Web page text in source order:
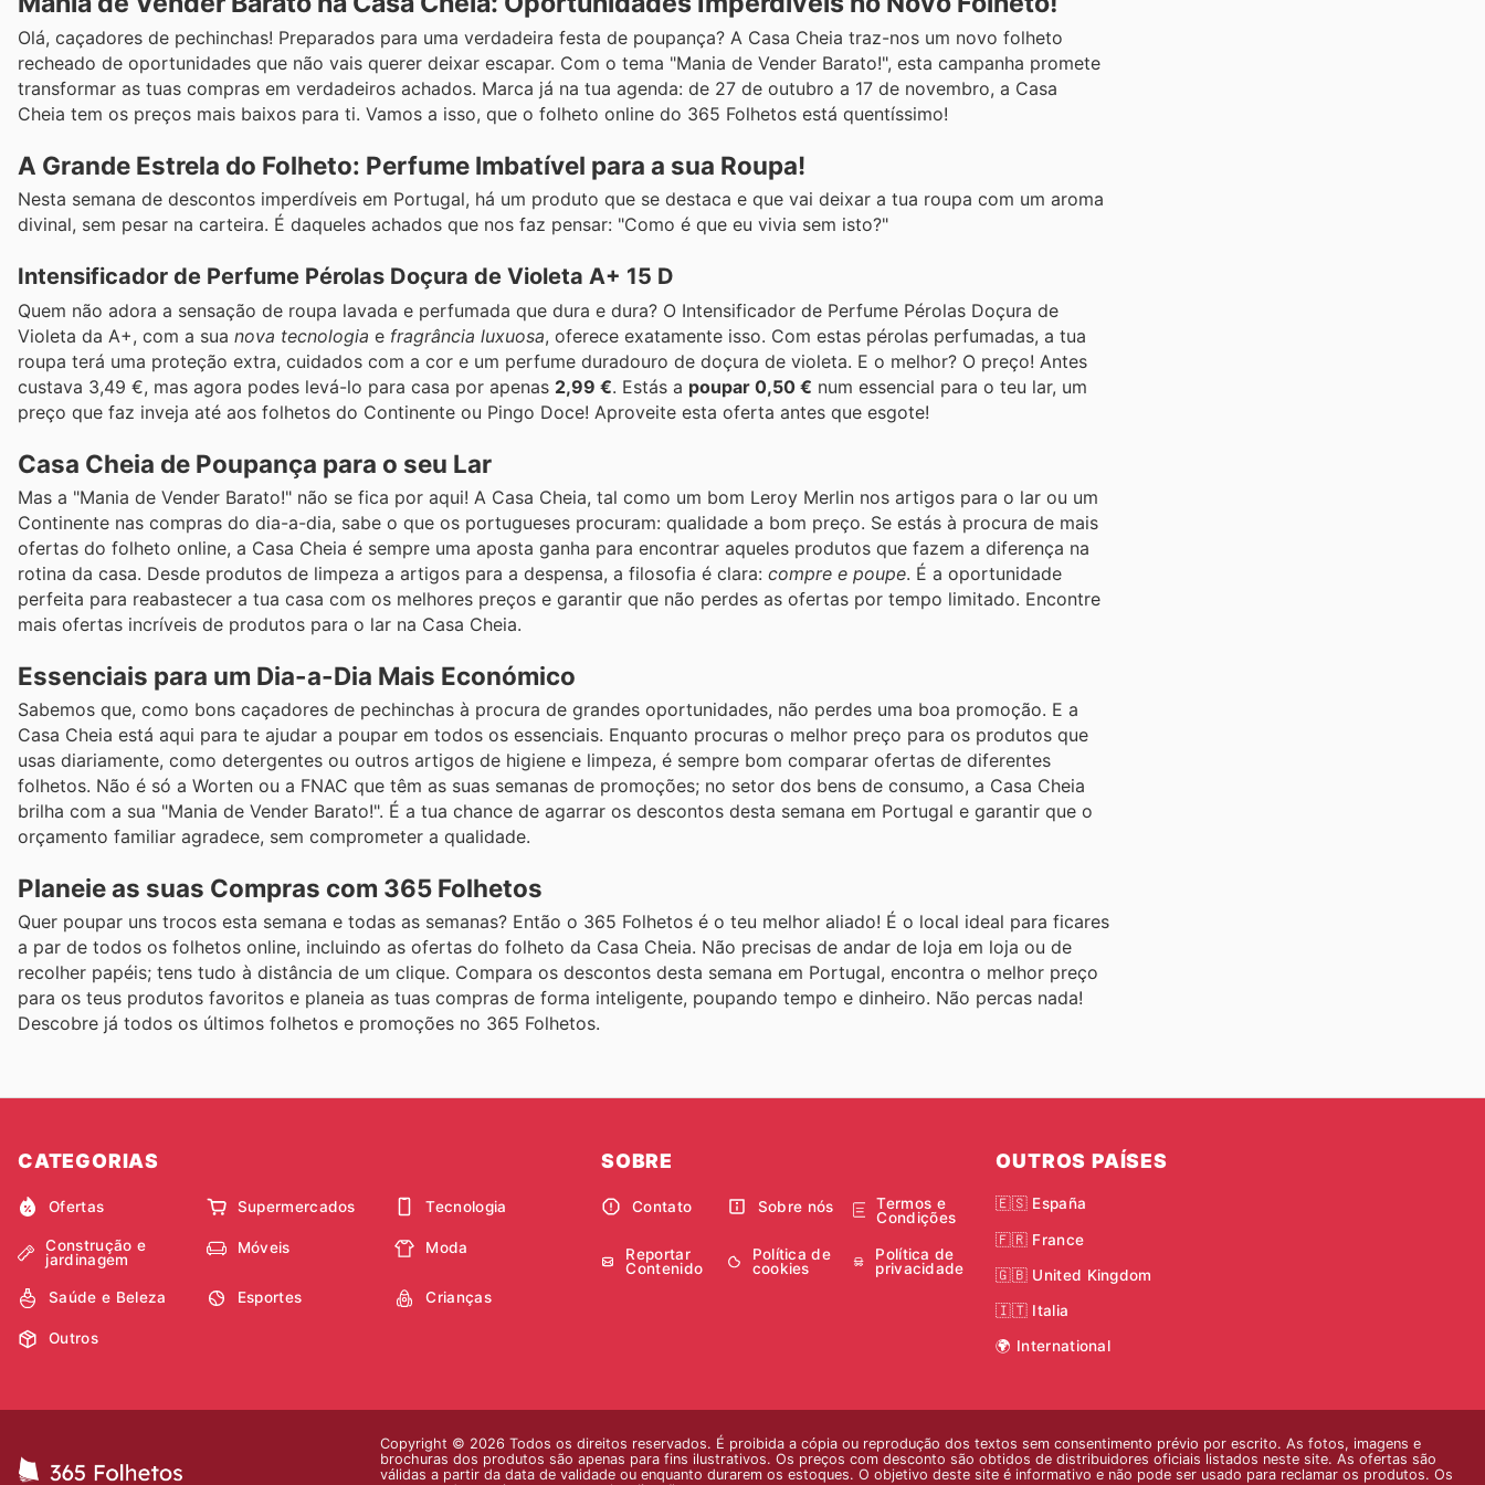
Olá, caçadores de pechinchas! Preparados para uma verdadeira festa de poupança? A Casa Cheia traz-nos um novo folheto
recheado de oportunidades que não vais querer deixar escapar. Com o tema "Mania de Vender Barato!", esta campanha promete
transformar as tuas compras em verdadeiros achados. Marca já na tua agenda: de 27 de outubro a 17 de novembro, a Casa
Cheia tem os preços mais baixos para ti. Vamos a isso, que o folheto online do 365 Folhetos está quentíssimo!
A Grande Estrela do Folheto: Perfume Imbatível para a sua Roupa!
Nesta semana de descontos imperdíveis em Portugal, há um produto que se destaca e que vai deixar a tua roupa com um aroma
divinal, sem pesar na carteira. É daqueles achados que nos faz pensar: "Como é que eu vivia sem isto?"
Intensificador de Perfume Pérolas Doçura de Violeta A+ 15 D
Quem não adora a sensação de roupa lavada e perfumada que dura e dura? O Intensificador de Perfume Pérolas Doçura de
Violeta da A+, com a sua nova tecnologia e fragrância luxuosa, oferece exatamente isso. Com estas pérolas perfumadas, a tua
roupa terá uma proteção extra, cuidados com a cor e um perfume duradouro de doçura de violeta. E o melhor? O preço! Antes
custava 3,49 €, mas agora podes levá-lo para casa por apenas 2,99 €. Estás a poupar 0,50 € num essencial para o teu lar, um
preço que faz inveja até aos folhetos do Continente ou Pingo Doce! Aproveite esta oferta antes que esgote!
Casa Cheia de Poupança para o seu Lar
Mas a "Mania de Vender Barato!" não se fica por aqui! A Casa Cheia, tal como um bom Leroy Merlin nos artigos para o lar ou um
Continente nas compras do dia-a-dia, sabe o que os portugueses procuram: qualidade a bom preço. Se estás à procura de mais
ofertas do folheto online, a Casa Cheia é sempre uma aposta ganha para encontrar aqueles produtos que fazem a diferença na
rotina da casa. Desde produtos de limpeza a artigos para a despensa, a filosofia é clara: compre e poupe. É a oportunidade
perfeita para reabastecer a tua casa com os melhores preços e garantir que não perdes as ofertas por tempo limitado. Encontre
mais ofertas incríveis de produtos para o lar na Casa Cheia.
Essenciais para um Dia-a-Dia Mais Económico
Sabemos que, como bons caçadores de pechinchas à procura de grandes oportunidades, não perdes uma boa promoção. E a
Casa Cheia está aqui para te ajudar a poupar em todos os essenciais. Enquanto procuras o melhor preço para os produtos que
usas diariamente, como detergentes ou outros artigos de higiene e limpeza, é sempre bom comparar ofertas de diferentes
folhetos. Não é só a Worten ou a FNAC que têm as suas semanas de promoções; no setor dos bens de consumo, a Casa Cheia
brilha com a sua "Mania de Vender Barato!". É a tua chance de agarrar os descontos desta semana em Portugal e garantir que o
orçamento familiar agradece, sem comprometer a qualidade.
Planeie as suas Compras com 365 Folhetos
Quer poupar uns trocos esta semana e todas as semanas? Então o 365 Folhetos é o teu melhor aliado! É o local ideal para ficares
a par de todos os folhetos online, incluindo as ofertas do folheto da Casa Cheia. Não precisas de andar de loja em loja ou de
recolher papéis; tens tudo à distância de um clique. Compara os descontos desta semana em Portugal, encontra o melhor preço
para os teus produtos favoritos e planeia as tuas compras de forma inteligente, poupando tempo e dinheiro. Não percas nada!
Descobre já todos os últimos folhetos e promoções no 365 Folhetos.
CATEGORIAS
Ofertas Supermercados Tecnologia
Construção e
jardinagem
Móveis Moda
Saúde e Beleza Esportes Crianças
Outros
SOBRE
Contato Sobre nós
Termos e
Condições
Reportar
Contenido
Política de
cookies
Política de
privacidade
OUTROS PAÍSES
🇪🇸 España
🇫🇷 France
🇬🇧 United Kingdom
🇮🇹 Italia
🌍 International
Copyright © 2026 Todos os direitos reservados. É proibida a cópia ou reprodução dos textos sem consentimento prévio por escrito. As fotos, imagens e
brochuras dos produtos são apenas para fins ilustrativos. Os preços com desconto são obtidos de distribuidores oficiais listados neste site. As ofertas são
válidas a partir da data de validade ou enquanto durarem os estoques. O objetivo deste site é informativo e não pode ser usado para reclamar os produtos. Os